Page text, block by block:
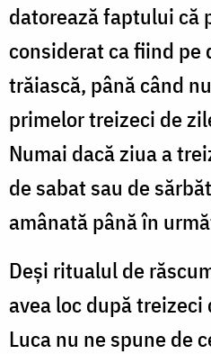
datorează faptului că
considerat ca fiind pe
trăiască, până când
primelor treizeci de
Numai dacă ziua a
de sabat sau de
amânată până în
Deși ritualul de
avea loc după
Luca nu ne spune de